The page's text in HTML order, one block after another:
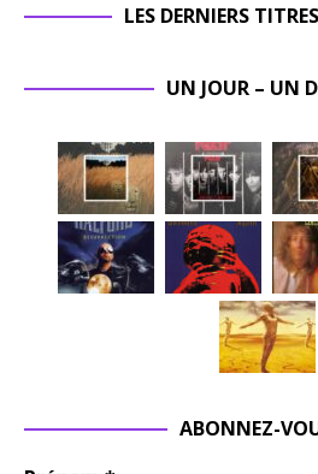
LES DERNIERS
UN JOUR – UN
ABONNEZ-